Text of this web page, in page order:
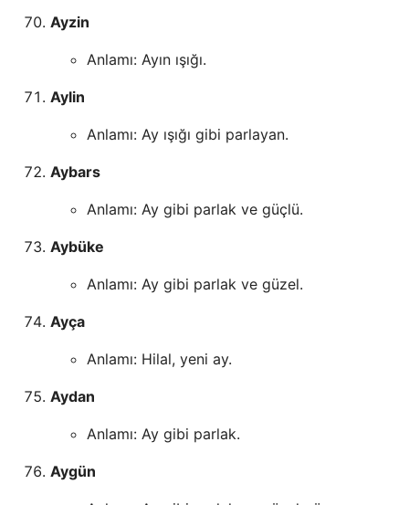
Ayzin
Anlamı: Ayın ışığı.
Aylin
Anlamı: Ay ışığı gibi parlayan.
Aybars
Anlamı: Ay gibi parlak ve güçlü.
Aybüke
Anlamı: Ay gibi parlak ve güzel.
Ayça
Anlamı: Hilal, yeni ay.
Aydan
Anlamı: Ay gibi parlak.
Aygün